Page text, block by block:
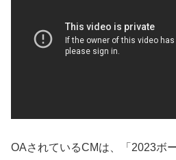
OAされているCMは、「2023